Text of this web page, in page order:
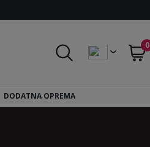
0
DODATNA OPREMA